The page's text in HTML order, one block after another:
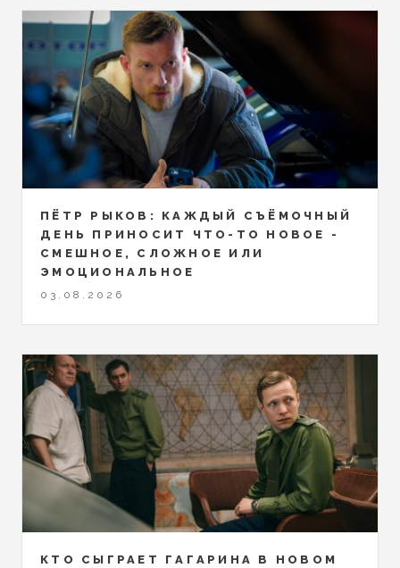
ПЁТР РЫКОВ: КАЖДЫЙ СЪЁМОЧНЫЙ
ДЕНЬ ПРИНОСИТ ЧТО-ТО НОВОЕ -
СМЕШНОЕ, СЛОЖНОЕ ИЛИ
ЭМОЦИОНАЛЬНОЕ
03.08.2026
КТО СЫГРАЕТ ГАГАРИНА В НОВОМ